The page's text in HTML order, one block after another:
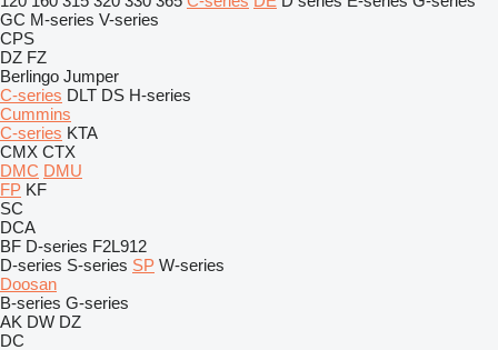
GC M-series V-series
CPS
DZ FZ
Berlingo Jumper
C-series DLT DS H-series
Cummins
C-series KTA
CMX CTX
DMC DMU
FP KF
SC
DCA
BF D-series F2L912
D-series S-series SP W-series
Doosan
B-series G-series
AK DW DZ
DC